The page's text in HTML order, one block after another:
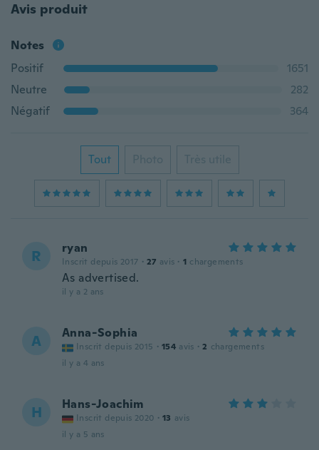
Avis produit
Notes
Positif
1651
Neutre
282
Négatif
364
Tout Photo Très utile
R ryan
Inscrit depuis 2017 · 27 avis · 1 chargements
As advertised.
il y a 2 ans
A Anna-Sophia
Inscrit depuis 2015 · 154 avis · 2 chargements
il y a 4 ans
H Hans-Joachim
Inscrit depuis 2020 · 13 avis
il y a 5 ans